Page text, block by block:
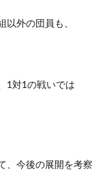
外の団員も、
1対1の戦いでは
、今後の展開を考察